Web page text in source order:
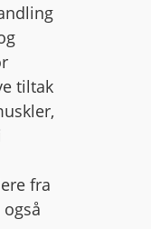
tiltak
fra